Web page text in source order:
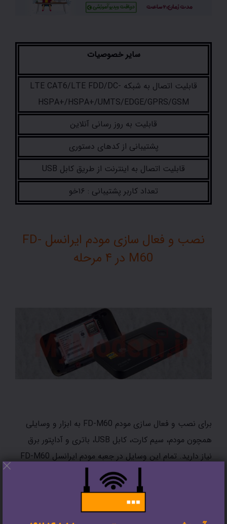
سایر خصوصیات
قابلیت اتصال به شبکه LTE CAT6/LTE FDD/DC-
HSPA+/HSPA+/UMTS/EDGE/GPRS/GSM
قابلیت به روز رسانی آنلاین
پشتیبانی از کدهای دستوری
قابلیت اتصال به اینترنت از طریق کابل USB
تعداد کاربر پشتیبانی : ۱۶خو
نصب و فعال سازی مودم ایرانسل FD-
M60 در ۴ مرحله
برای نصب و فعال سازی مودم FD-M60 به ابزار و وسایلی
همچون مودم، سیم کارت، کابل USB، باتری و آداپتور برق
نیاز دارید. تمام این وسایل در جعبه مودم ایرانسل FD-M60
مودم خود را نصب و فعال سازی نمایید.
سیم کارت و باتری را در مودم قرار دهید.